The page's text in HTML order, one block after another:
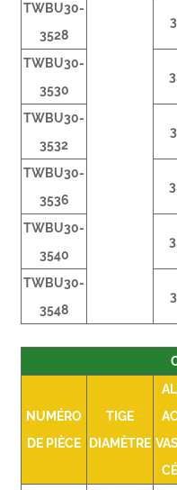
TWBU30-
3528
TWBU30-
3530
TWBU30-
3532
TWBU30-
3536
TWBU30-
3540
TWBU30-
3548
NUMÉRO
DE PIÈCE
TIGE
DIAMÈTRE